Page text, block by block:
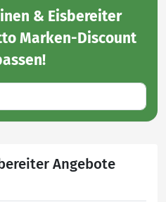
& Eisbereiter
Marken-Discount
Angebote